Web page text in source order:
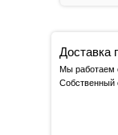
Доставка
Мы работаем
Собственный